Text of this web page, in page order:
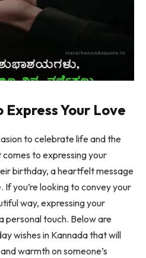
Your Love
to celebrate life and the
to expressing your
birthday, a heartfelt message
you’re looking to convey your
way, expressing your
personal touch. Below are
wishes in Kannada that will
warmth on someone’s